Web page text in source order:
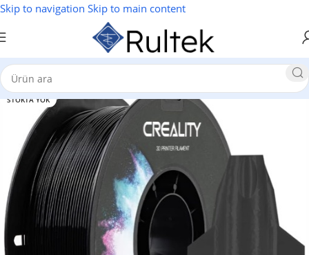
Skip to navigation Skip to main content
STOKTA YOK